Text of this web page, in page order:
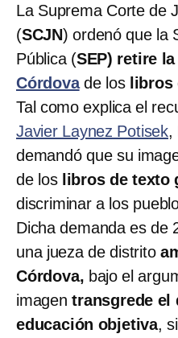
La Suprema Corte de
(SCJN) ordenó que la
Pública (SEP) retire
Córdovade los
Tal como explica el
Javier Laynez Potisek,
demandó que su
de los libros de texto
discriminar a los
Dicha demanda es de
una jueza de distrito
Córdova, bajo el
imagen transgrede el
educación objetiva,